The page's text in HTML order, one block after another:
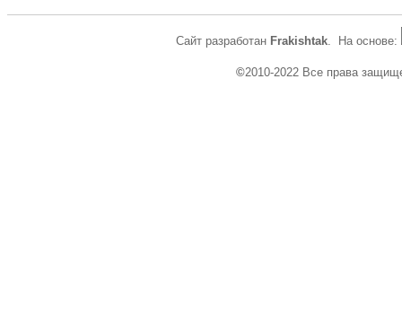
Сайт разработан Frakishtak. На основе:
©2010-2022 Все права